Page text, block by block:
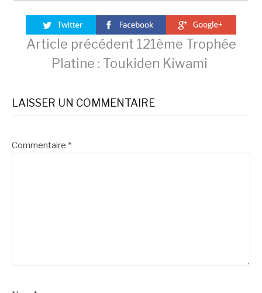
Lire
la
suite
Article précédent 121ème Trophée
Platine : Toukiden Kiwami
LAISSER UN COMMENTAIRE
Commentaire *